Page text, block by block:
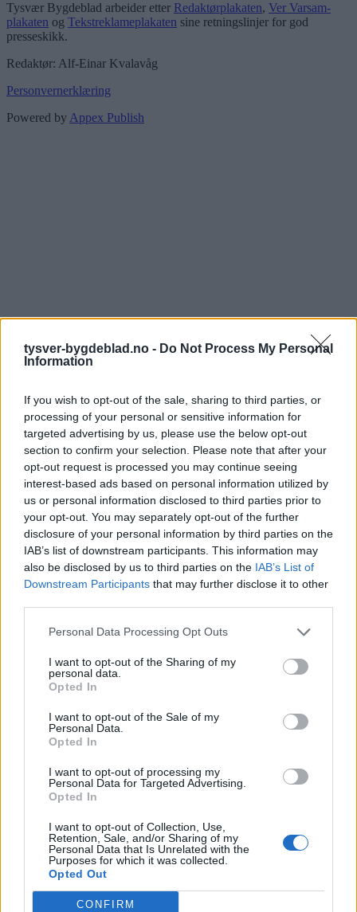
tysver-bygdeblad.no - Do Not Process My Personal
Information
If you wish to opt-out of the sale, sharing to third parties, or
processing of your personal or sensitive information for
targeted advertising by us, please use the below opt-out
section to confirm your selection. Please note that after your
opt-out request is processed you may continue seeing
interest-based ads based on personal information utilized by
us or personal information disclosed to third parties prior to
your opt-out. You may separately opt-out of the further
disclosure of your personal information by third parties on the
IAB’s list of downstream participants. This information may
also be disclosed by us to third parties on the IAB’s List of
Downstream Participants that may further disclose it to other
Personal Data Processing Opt Outs
I want to opt-out of the Sharing of my
personal data.
Opted In
I want to opt-out of the Sale of my
Personal Data.
Opted In
I want to opt-out of processing my
Personal Data for Targeted Advertising.
Opted In
I want to opt-out of Collection, Use,
Retention, Sale, and/or Sharing of my
Personal Data that Is Unrelated with the
Purposes for which it was collected.
Opted Out
CONFIRM
Tysvær Bygdeblad arbeider etter Redaktørplakaten, Ver Varsam-
plakaten og Tekstreklameplakaten sine retningslinjer for god
presseskikk.
Redaktør: Alf-Einar Kvalavåg
Personvernerklæring
Powered byAppex Publish